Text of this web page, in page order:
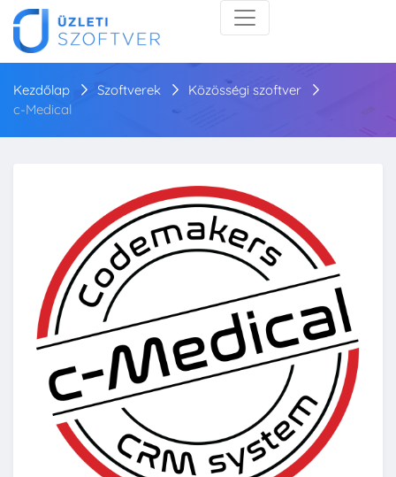
Kezdőlap Szoftverek
Közösségi szoftver
c-Medical